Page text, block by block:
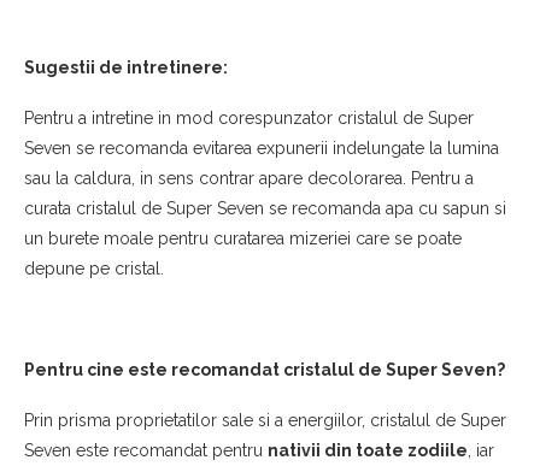
Sugestii de intretinere:
Pentru a intretine in mod corespunzator cristalul de Super
Seven se recomanda evitarea expunerii indelungate la lumina
sau la caldura, in sens contrar apare decolorarea. Pentru a
curata cristalul de Super Seven se recomanda apa cu sapun si
un burete moale pentru curatarea mizeriei care se poate
depune pe cristal.
Pentru cine este recomandat cristalul de Super Seven?
Prin prisma proprietatilor sale si a energiilor, cristalul de Super
Seven este recomandat pentru nativii din toate zodiile , iar